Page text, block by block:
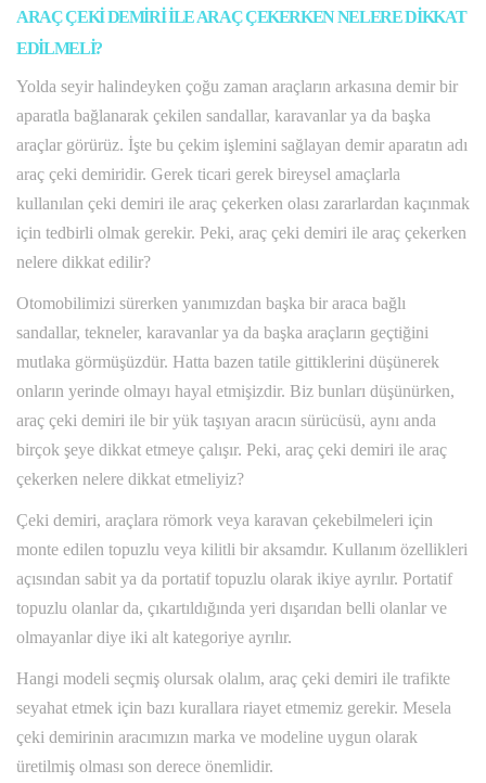
ARAÇ ÇEKİ DEMİRİ İLE ARAÇ ÇEKERKEN NELERE DİKKAT
EDİLMELİ?
Yolda seyir halindeyken çoğu zaman araçların arkasına demir bir
aparatla bağlanarak çekilen sandallar, karavanlar ya da başka
araçlar görürüz. İşte bu çekim işlemini sağlayan demir aparatın adı
araç çeki demiridir. Gerek ticari gerek bireysel amaçlarla
kullanılan çeki demiri ile araç çekerken olası zararlardan kaçınmak
için tedbirli olmak gerekir. Peki, araç çeki demiri ile araç çekerken
nelere dikkat edilir?
Otomobilimizi sürerken yanımızdan başka bir araca bağlı
sandallar, tekneler, karavanlar ya da başka araçların geçtiğini
mutlaka görmüşüzdür. Hatta bazen tatile gittiklerini düşünerek
onların yerinde olmayı hayal etmişizdir. Biz bunları düşünürken,
araç çeki demiri ile bir yük taşıyan aracın sürücüsü, aynı anda
birçok şeye dikkat etmeye çalışır. Peki, araç çeki demiri ile araç
çekerken nelere dikkat etmeliyiz?
Çeki demiri, araçlara römork veya karavan çekebilmeleri için
monte edilen topuzlu veya kilitli bir aksamdır. Kullanım özellikleri
açısından sabit ya da portatif topuzlu olarak ikiye ayrılır. Portatif
topuzlu olanlar da, çıkartıldığında yeri dışarıdan belli olanlar ve
olmayanlar diye iki alt kategoriye ayrılır.
Hangi modeli seçmiş olursak olalım, araç çeki demiri ile trafikte
seyahat etmek için bazı kurallara riayet etmemiz gerekir. Mesela
çeki demirinin aracımızın marka ve modeline uygun olarak
üretilmiş olması son derece önemlidir.